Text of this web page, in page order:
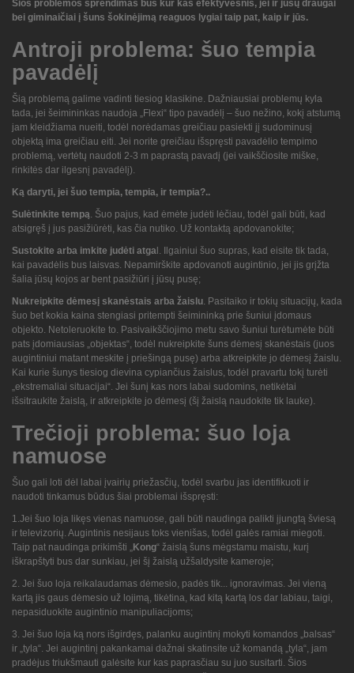
Šios problemos sprendimas bus kur kas efektyvesnis, jei ir jūsų draugai
bei giminaičiai į šuns šokinėjimą reaguos lygiai taip pat, kaip ir jūs.
Antroji problema: šuo tempia
pavadėlį
Šią problemą galime vadinti tiesiog klasikine. Dažniausiai problemų kyla
tada, jei šeimininkas naudoja „Flexi“ tipo pavadėlį – šuo nežino, kokį atstumą
jam kleidžiama nueiti, todėl norėdamas greičiau pasiekti jį sudominusį
objektą ima greičiau eiti. Jei norite greičiau išspręsti pavadėlio tempimo
problemą, vertėtų naudoti 2-3 m paprastą pavadį (jei vaikščiosite miške,
rinkitės dar ilgesnį pavadėlį).
Ką daryti, jei šuo tempia, tempia, ir tempia?..
Sulėtinkite tempą. Šuo pajus, kad ėmėte judėti lėčiau, todėl gali būti, kad
atsigręš į jus pasižiūrėti, kas čia nutiko. Už kontaktą apdovanokite;
Sustokite arba imkite judėti atga l. Ilgainiui šuo supras, kad eisite tik tada,
kai pavadėlis bus laisvas. Nepamirškite apdovanoti augintinio, jei jis grįžta
šalia jūsų kojos ar bent pasižiūri į jūsų pusę;
Nukreipkite dėmesį skanėstais arba žaislu. Pasitaiko ir tokių situacijų, kada
šuo bet kokia kaina stengiasi pritempti šeimininką prie šuniui įdomaus
objekto. Netoleruokite to. Pasivaikščiojimo metu savo šuniui turėtumėte būti
pats įdomiausias „objektas“, todėl nukreipkite šuns dėmesį skanėstais (juos
augintiniui matant meskite į priešingą pusę) arba atkreipkite jo dėmesį žaislu.
Kai kurie šunys tiesiog dievina cypiančius žaislus, todėl pravartu tokį turėti
„ekstremaliai situacijai“. Jei šunį kas nors labai sudomins, netikėtai
išsitraukite žaislą, ir atkreipkite jo dėmesį (šį žaislą naudokite tik lauke).
Trečioji problema: šuo loja
namuose
Šuo gali loti dėl labai įvairių priežasčių, todėl svarbu jas identifikuoti ir
naudoti tinkamus būdus šiai problemai išspręsti:
1.Jei šuo loja likęs vienas namuose, gali būti naudinga palikti įjungtą šviesą
ir televizorių. Augintinis nesijaus toks vienišas, todėl galės ramiai miegoti.
Taip pat naudinga prikimšti „Kong“ žaislą šuns mėgstamu maistu, kurį
iškrapštyti bus dar sunkiau, jei šį žaislą užšaldysite kameroje;
2. Jei šuo loja reikalaudamas dėmesio, padės tik... ignoravimas. Jei vieną
kartą jis gaus dėmesio už lojimą, tikėtina, kad kitą kartą los dar labiau, taigi,
nepasiduokite augintinio manipuliacijoms;
3. Jei šuo loja ką nors išgirdęs, palanku augintinį mokyti komandos „balsas“
ir „tyla“. Jei augintinį pakankamai dažnai skatinsite už komandą „tyla“, jam
pradėjus triukšmauti galėsite kur kas paprasčiau su juo susitarti. Šios